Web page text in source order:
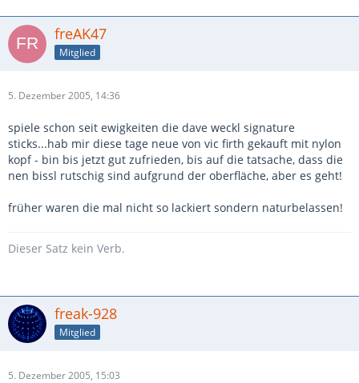
freAK47
Mitglied
5. Dezember 2005, 14:36
spiele schon seit ewigkeiten die dave weckl signature
sticks...hab mir diese tage neue von vic firth gekauft mit nylon
kopf - bin bis jetzt gut zufrieden, bis auf die tatsache, dass die
nen bissl rutschig sind aufgrund der oberfläche, aber es geht!
früher waren die mal nicht so lackiert sondern naturbelassen!
Dieser Satz kein Verb.
freak-928
Mitglied
5. Dezember 2005, 15:03